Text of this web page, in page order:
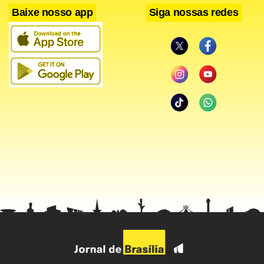
Baixe nosso app Siga nossas redes